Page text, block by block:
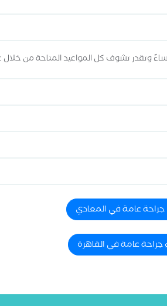
جراحة عامة في المعادي
جراحة عامة في القاهرة